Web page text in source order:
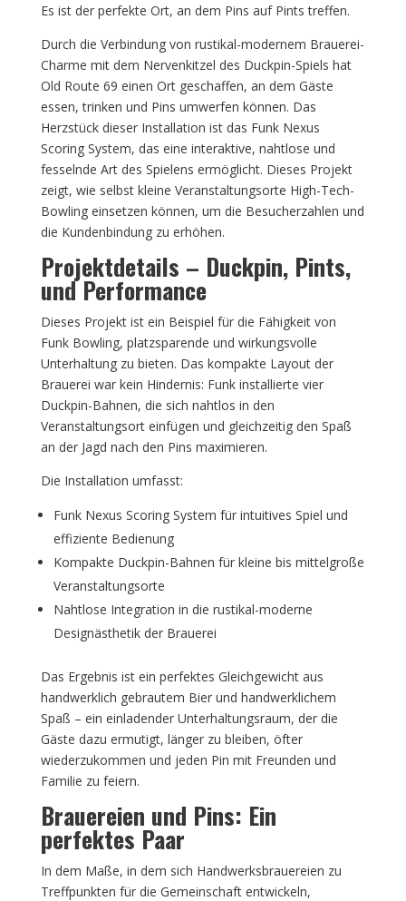
Es ist der perfekte Ort, an dem Pins auf Pints treffen.
Durch die Verbindung von rustikal-modernem Brauerei-
Charme mit dem Nervenkitzel des Duckpin-Spiels hat
Old Route 69 einen Ort geschaffen, an dem Gäste
essen, trinken und Pins umwerfen können. Das
Herzstück dieser Installation ist das Funk Nexus
Scoring System, das eine interaktive, nahtlose und
fesselnde Art des Spielens ermöglicht. Dieses Projekt
zeigt, wie selbst kleine Veranstaltungsorte High-Tech-
Bowling einsetzen können, um die Besucherzahlen und
die Kundenbindung zu erhöhen.
Projektdetails – Duckpin, Pints,
und Performance
Dieses Projekt ist ein Beispiel für die Fähigkeit von
Funk Bowling, platzsparende und wirkungsvolle
Unterhaltung zu bieten. Das kompakte Layout der
Brauerei war kein Hindernis: Funk installierte vier
Duckpin-Bahnen, die sich nahtlos in den
Veranstaltungsort einfügen und gleichzeitig den Spaß
an der Jagd nach den Pins maximieren.
Die Installation umfasst:
Funk Nexus Scoring System für intuitives Spiel und
effiziente Bedienung
Kompakte Duckpin-Bahnen für kleine bis mittelgroße
Veranstaltungsorte
Nahtlose Integration in die rustikal-moderne
Designästhetik der Brauerei
Das Ergebnis ist ein perfektes Gleichgewicht aus
handwerklich gebrautem Bier und handwerklichem
Spaß – ein einladender Unterhaltungsraum, der die
Gäste dazu ermutigt, länger zu bleiben, öfter
wiederzukommen und jeden Pin mit Freunden und
Familie zu feiern.
Brauereien und Pins: Ein
perfektes Paar
In dem Maße, in dem sich Handwerksbrauereien zu
Treffpunkten für die Gemeinschaft entwickeln,